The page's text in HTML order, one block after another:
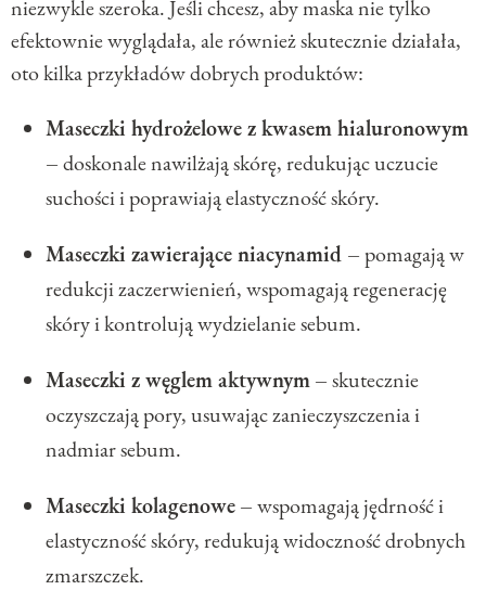
niezwykle szeroka. Jeśli chcesz, aby maska nie tylko
efektownie wyglądała, ale również skutecznie działała,
oto kilka przykładów dobrych produktów:
Maseczki hydrożelowe z kwasem hialuronowym
–doskonale nawilżają skórę, redukując uczucie
suchości i poprawiają elastyczność skóry.
Maseczki zawierające niacynamid –pomagają w
redukcji zaczerwienień, wspomagają regenerację
skóry i kontrolują wydzielanie sebum.
Maseczki z węglem aktywnym–skutecznie
oczyszczają pory, usuwając zanieczyszczenia i
nadmiar sebum.
Maseczki kolagenowe–wspomagają jędrność i
elastyczność skóry, redukują widoczność drobnych
zmarszczek.